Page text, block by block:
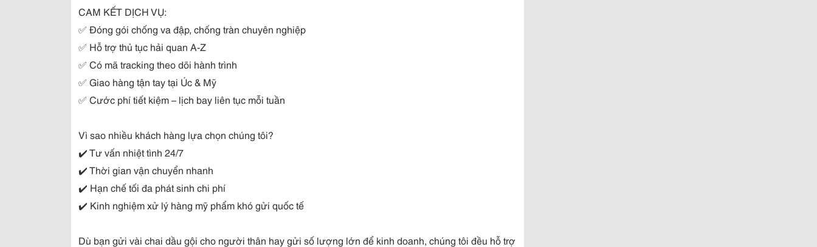
CAM KẾT DỊCH VỤ:
✅ Đóng gói chống va đập, chống tràn chuyên nghiệp
✅ Hỗ trợ thủ tục hải quan A-Z
✅ Có mã tracking theo dõi hành trình
✅ Giao hàng tận tay tại Úc & Mỹ
✅ Cước phí tiết kiệm – lịch bay liên tục mỗi tuần
Vì sao nhiều khách hàng lựa chọn chúng tôi?
✔️ Tư vấn nhiệt tình 24/7
✔️ Thời gian vận chuyển nhanh
✔️ Hạn chế tối đa phát sinh chi phí
✔️ Kinh nghiệm xử lý hàng mỹ phẩm khó gửi quốc tế
Dù bạn gửi vài chai dầu gội cho người thân hay gửi số lượng lớn để kinh doanh, chúng tôi đều hỗ trợ